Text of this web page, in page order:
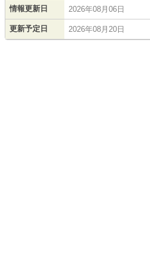
情報更新日 2026年08月06日
更新予定日 2026年08月20日